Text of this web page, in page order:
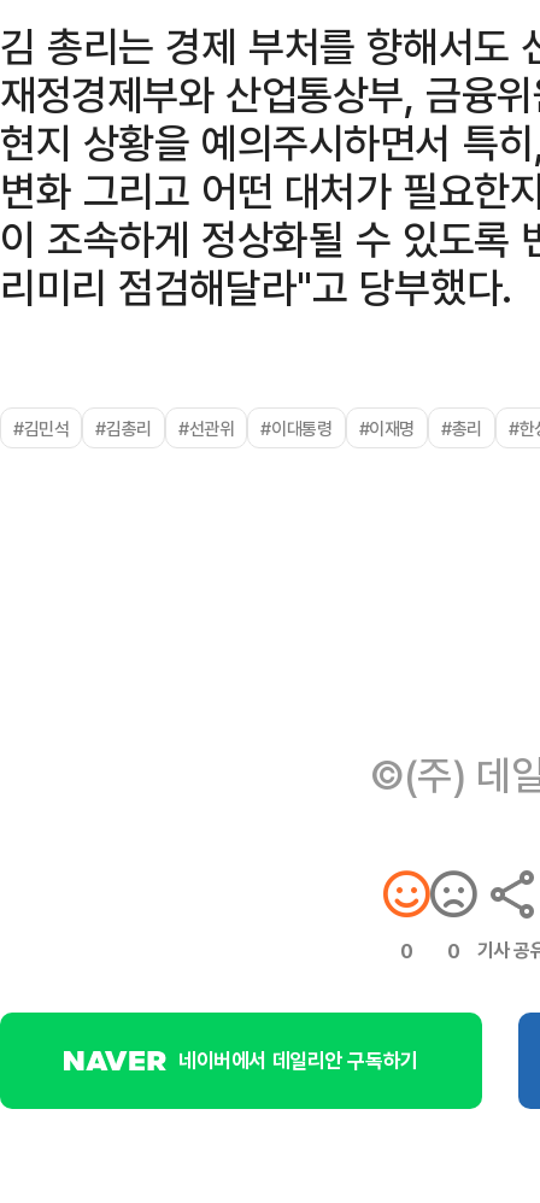
김 총리는 경제 부처를 향해서도
재정경제부와 산업통상부, 금융
현지 상황을 예의주시하면서 특
변화 그리고 어떤 대처가 필요한
이 조속하게 정상화될 수 있도록
리미리 점검해달라"고 당부했다.
#김민석 #김총리 #선관위 #이대통령 #이재명 #총리 #한
©(주) 데
0 0 기사 공
네이버에서 데일리안 구독하기